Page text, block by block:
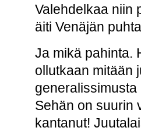
Valehdelkaa niin
äiti Venäjän
Ja mikä pahinta.
ollutkaan mitään
Sehän on suurin
kantanut!